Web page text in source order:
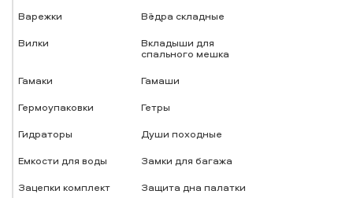
Варежки
Вёдра складные
Вилки
Вкладыши для
спального мешка
Гамаки
Гамаши
Гермоупаковки
Гетры
Гидраторы
Души походные
Емкости для воды
Замки для багажа
Зацепки комплект
Защита дна палатки